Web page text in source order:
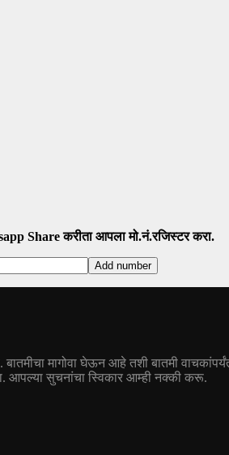
Share करीता आपला मो.नं.रजिस्टर करा.
मागोवा घेऊन आहे तशी बातमी
आपल्या सुचनांचा स्विकार आम्ही नक्की करू.